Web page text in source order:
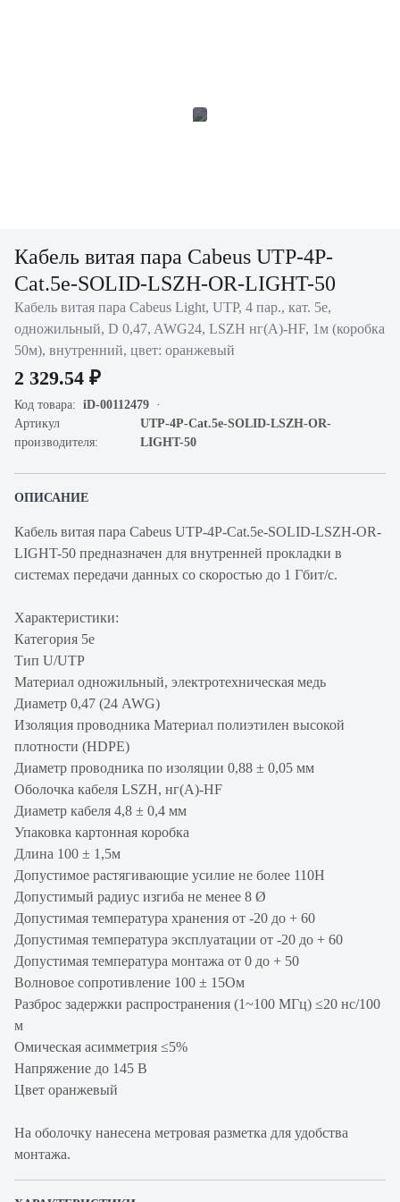
Кабель витая пара Cabeus UTP-4P-
Cat.5e-SOLID-LSZH-OR-LIGHT-50
Кабель витая пара Cabeus Light, UTP, 4 пар., кат. 5е,
одножильный, D 0,47, AWG24, LSZH нг(A)-HF, 1м (коробка
50м), внутренний, цвет: оранжевый
2 329.54 ₽
Код товара: iD-00112479
Артикул
производителя:
UTP-4P-Cat.5e-SOLID-LSZH-OR-
LIGHT-50
ОПИСАНИЕ
Кабель витая пара Cabeus UTP-4P-Cat.5e-SOLID-LSZH-OR-
LIGHT-50 предназначен для внутренней прокладки в
системах передачи данных со скоростью до 1 Гбит/c.
Характеристики:
Категория 5e
Тип U/UTP
Материал одножильный, электротехническая медь
Диаметр 0,47 (24 AWG)
Изоляция проводника Материал полиэтилен высокой
плотности (HDPE)
Диаметр проводника по изоляции 0,88 ± 0,05 мм
Оболочка кабеля LSZH, нг(А)-HF
Диаметр кабеля 4,8 ± 0,4 мм
Упаковка картонная коробка
Длина 100 ± 1,5м
Допустимое растягивающие усилие не более 110Н
Допустимый радиус изгиба не менее 8 Ø
Допустимая температура хранения от -20 до + 60
Допустимая температура эксплуатации от -20 до + 60
Допустимая температура монтажа от 0 до + 50
Волновое сопротивление 100 ± 15Ом
Разброс задержки распространения (1~100 МГц) ≤20 нс/100
м
Омическая асимметрия ≤5%
Напряжение до 145 В
Цвет оранжевый
На оболочку нанесена метровая разметка для удобства
монтажа.